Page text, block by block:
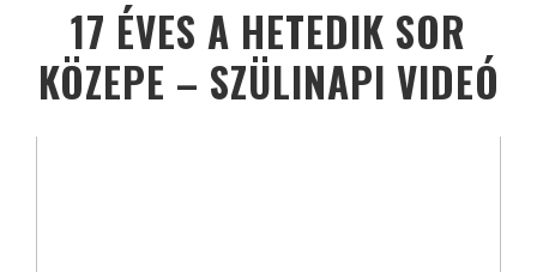
17 ÉVES A HETEDIK SOR
KÖZEPE – SZÜLINAPI VIDEÓ